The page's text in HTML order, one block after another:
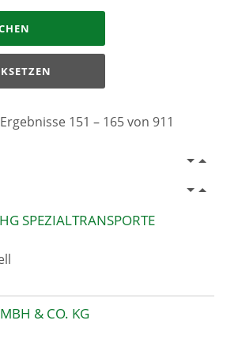
151 – 165 von 911
SPEZIALTRANSPORTE
& CO. KG